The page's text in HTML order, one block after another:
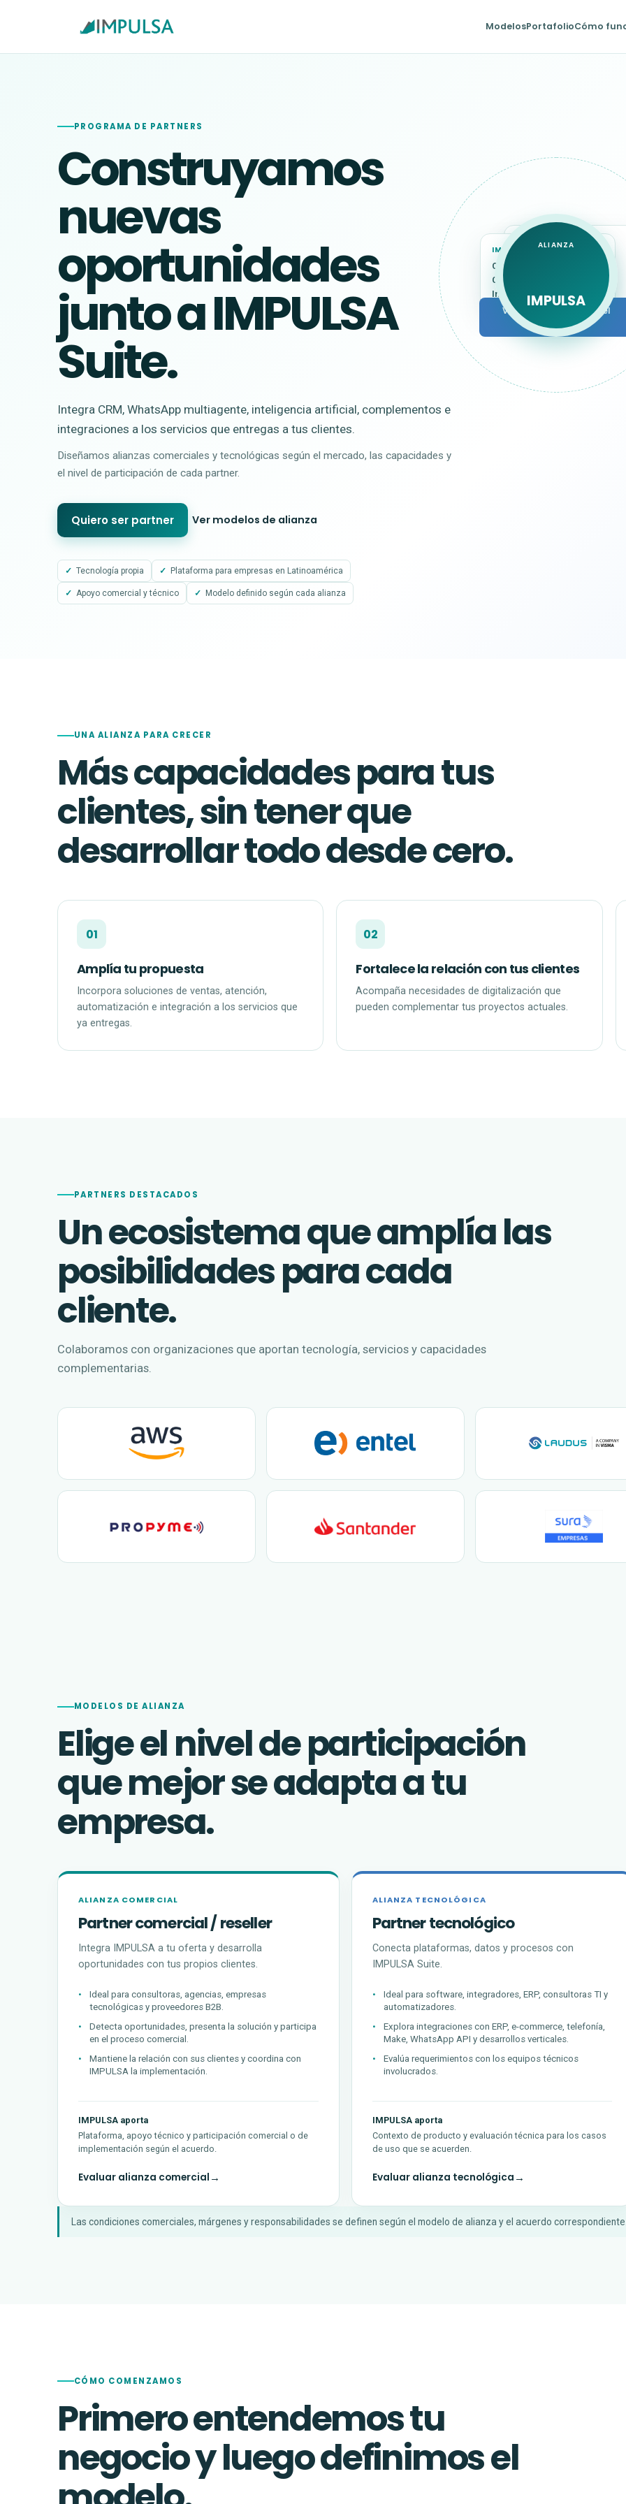
ModelosPortafolioCómo
PROGRAMA DE PARTNERS
Construyamos
nuevas
oportunidades
junto a IMPULSA
Suite.
Integra CRM, WhatsApp multiagente, inteligencia artificial, complementos e
integraciones a los servicios que entregas a tus clientes.
Diseñamos alianzas comerciales y tecnológicas según el mercado, las capacidades y
el nivel de participación de cada partner.
Quiero ser partner Ver modelos de alianza
Tecnología propia Plataforma para empresas en Latinoamérica
Apoyo comercial y técnico Modelo definido según cada alianza
CAPACIDADES DEL
ALIANZA
IMPULSA
IMPULSA SUITE
CRM · SAC
Complementos ·
Integraciones
Valor compartido para el
UNA ALIANZA PARA CRECER
Más capacidades para tus
clientes, sin tener que
desarrollar todo desde cero.
01
Amplía tu propuesta
Incorpora soluciones de ventas, atención,
automatización e integración a los servicios que
ya entregas.
02
Fortalece la relación con tus clientes
Acompaña necesidades de digitalización que
pueden complementar tus proyectos actuales.
PARTNERS DESTACADOS
Un ecosistema que amplía las
posibilidades para cada
cliente.
Colaboramos con organizaciones que aportan tecnología, servicios y capacidades
complementarias.
MODELOS DE ALIANZA
Elige el nivel de participación
que mejor se adapta a tu
empresa.
ALIANZA COMERCIAL
Partner comercial / reseller
Integra IMPULSA a tu oferta y desarrolla
oportunidades con tus propios clientes.
Ideal para consultoras, agencias, empresas
tecnológicas y proveedores B2B.
Detecta oportunidades, presenta la solución y participa
en el proceso comercial.
Mantiene la relación con sus clientes y coordina con
IMPULSA la implementación.
IMPULSA aporta
Plataforma, apoyo técnico y participación comercial o de
implementación según el acuerdo.
Evaluar alianza comercial
ALIANZA TECNOLÓGICA
Partner tecnológico
Conecta plataformas, datos y procesos con
IMPULSA Suite.
Ideal para software, integradores, ERP, consultoras TI y
automatizadores.
Explora integraciones con ERP, e-commerce, telefonía,
Make, WhatsApp API y desarrollos verticales.
Evalúa requerimientos con los equipos técnicos
involucrados.
IMPULSA aporta
Contexto de producto y evaluación técnica para los casos
de uso que se acuerden.
Evaluar alianza tecnológica
Las condiciones comerciales, márgenes y responsabilidades se definen según el modelo de alianza y el acuerdo
CÓMO COMENZAMOS
Primero entendemos tu
negocio y luego definimos el